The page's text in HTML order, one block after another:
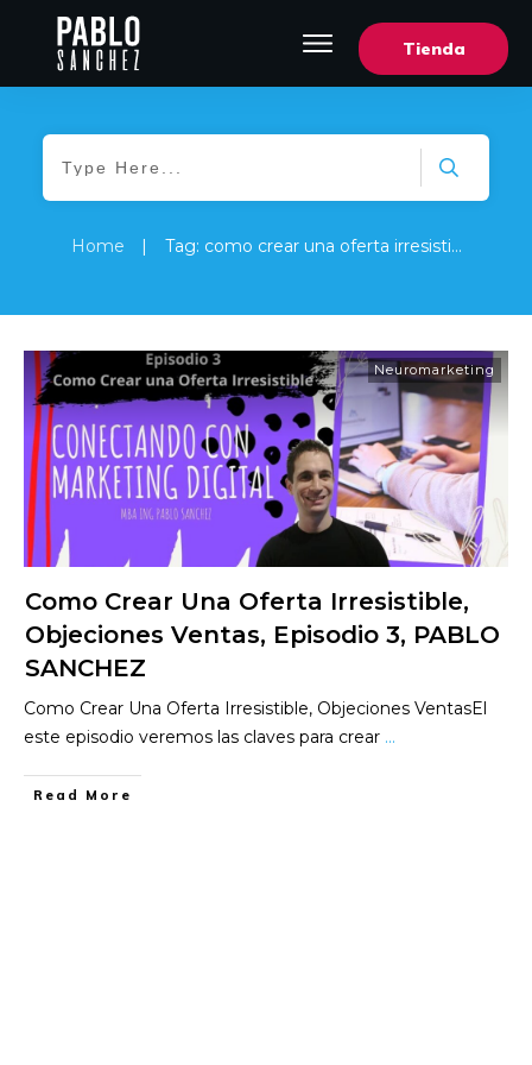
Tienda
Home Tag: como crear una oferta irresistible
Neuromarketing
Como Crear Una Oferta Irresistible,
Objeciones Ventas, Episodio 3, PABLO
SANCHEZ
Como Crear Una Oferta Irresistible, Objeciones VentasEl
este episodio veremos las claves para crear ...
​Read More